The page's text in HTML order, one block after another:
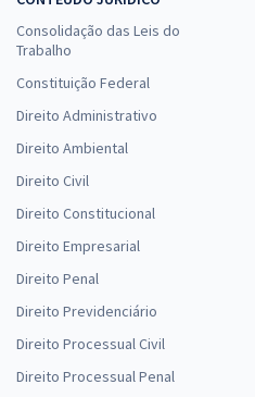
Consolidação das Leis do
Trabalho
Constituição Federal
Direito Administrativo
Direito Ambiental
Direito Civil
Direito Constitucional
Direito Empresarial
Direito Penal
Direito Previdenciário
Direito Processual Civil
Direito Processual Penal